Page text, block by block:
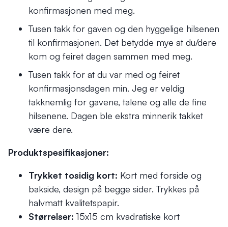
konfirmasjonen med meg.
Tusen takk for gaven og den hyggelige hilsenen
til konfirmasjonen. Det betydde mye at du/dere
kom og feiret dagen sammen med meg.
Tusen takk for at du var med og feiret
konfirmasjonsdagen min. Jeg er veldig
takknemlig for gavene, talene og alle de fine
hilsenene. Dagen ble ekstra minnerik takket
være dere.
Produktspesifikasjoner:
Trykket tosidig kort: Kort med forside og
bakside, design på begge sider. Trykkes på
halvmatt kvalitetspapir.
Størrelser: 15x15 cm kvadratiske kort